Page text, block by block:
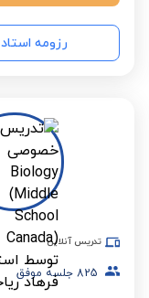
رزومه استاد
تدریس آنلاین
825 جلسه موفق